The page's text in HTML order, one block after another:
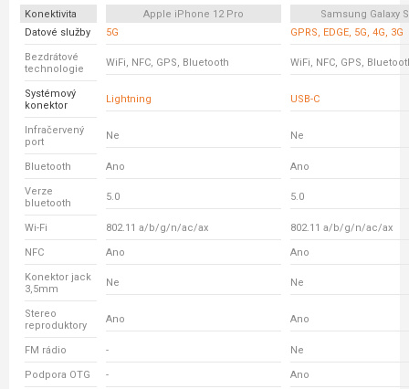
Konektivita Apple iPhone 12 Pro
Samsung Galaxy
Datové služby
5G GPRS, EDGE, 5G, 4G, 3G
Bezdrátové
technologie
WiFi, NFC, GPS, Bluetooth WiFi, NFC, GPS,
Systémový
konektor
Lightning USB-C
Infračervený
port
Ne Ne
Bluetooth Ano Ano
Verze
bluetooth
5.0 5.0
Wi-Fi 802.11 a/b/g/n/ac/ax 802.11 a/b/g/n/ac/ax
NFC Ano Ano
Konektor jack
3,5mm
Ne Ne
Stereo
reproduktory
Ano Ano
FM rádio - Ne
Podpora OTG - Ano